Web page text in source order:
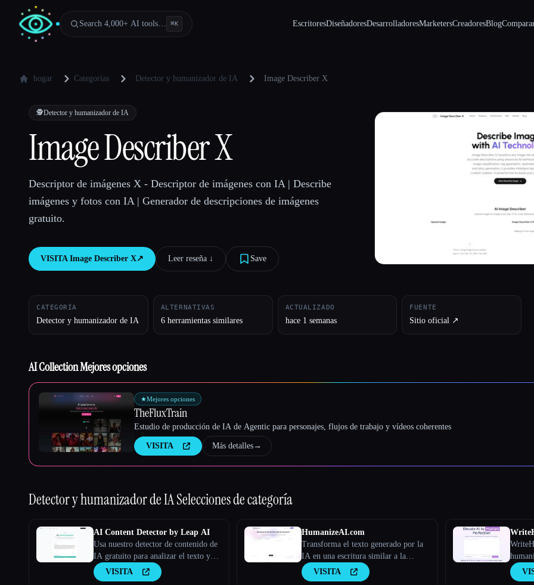
Search 4,000+ AI tools… ⌘K EscritoresDiseñadoresDesarrolladoresMarketersCreadoresBlog
hogar Categorías Detector y humanizador de IA Image Describer X
🕵️Detector y humanizador de IA
Image Describer X
Descriptor de imágenes X - Descriptor de imágenes con IA | Describe
imágenes y fotos con IA | Generador de descripciones de imágenes
gratuito.
VISITA Image Describer X↗︎ Leer reseña ↓︎ Save
CATEGORÍA
Detector y humanizador de IA
ALTERNATIVAS
6 herramientas similares
ACTUALIZADO
hace 1 semanas
FUENTE
Sitio oficial ↗︎
AI Collection Mejores opciones
★Mejores opciones
TheFluxTrain
Estudio de producción de IA de Agentic para personajes, flujos de trabajo y vídeos coherentes
VISITA Más detalles→
Detector y humanizador de IASelecciones de categoría
AI Content Detector by Leap AI
Usa nuestro detector de contenido de
IA gratuito para analizar el texto y
comprobar si lo ha generado la IA o
no. Herramienta AI Checker, 100%
VISITA
HumanizeAI.com
Transforma el texto generado por la
IA en una escritura similar a la
humana con Humanize AI
VISITA